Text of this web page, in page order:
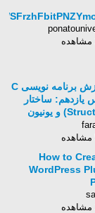
"آموزش برنامه نویسی C
یازدهم: ساختار
(Structure) و یونیون
How to
WordPress